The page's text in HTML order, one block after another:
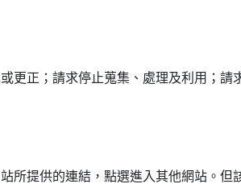
更正；請求停止蒐集、處理及利用；請
所提供的連結，點選進入其他網站。